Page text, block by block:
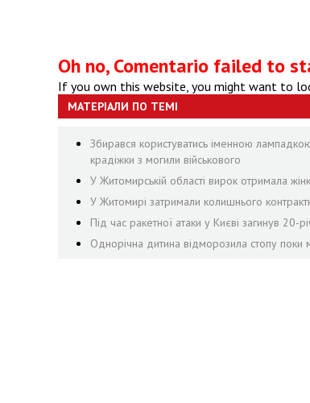
Oh no, Comentario failed to
If you own this website, you might want to
МАТЕРІАЛИ ПО ТЕМІ
Збирався користуватись іменною
крадіжки з могили військового
У Житомирській області вирок отримала
У Житомирі затримали колишнього
Під час ракетної атаки у Києві загинув
Однорічна дитина відморозила стопу поки